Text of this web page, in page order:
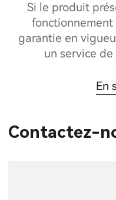
Si le produit
garantie en
un service
En
Contactez-